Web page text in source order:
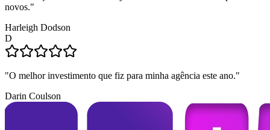
novos."
Harleigh Dodson
D
"O melhor investimento que fiz para minha agência este ano."
Darin Coulson